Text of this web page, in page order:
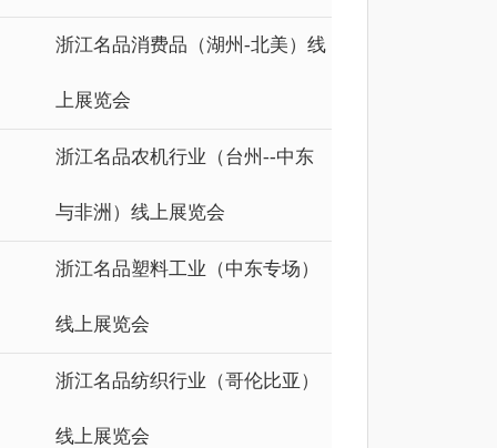
浙江名品消费品（湖州-北美）线
上展览会
浙江名品农机行业（台州--中东
与非洲）线上展览会
浙江名品塑料工业（中东专场）
线上展览会
浙江名品纺织行业（哥伦比亚）
线上展览会